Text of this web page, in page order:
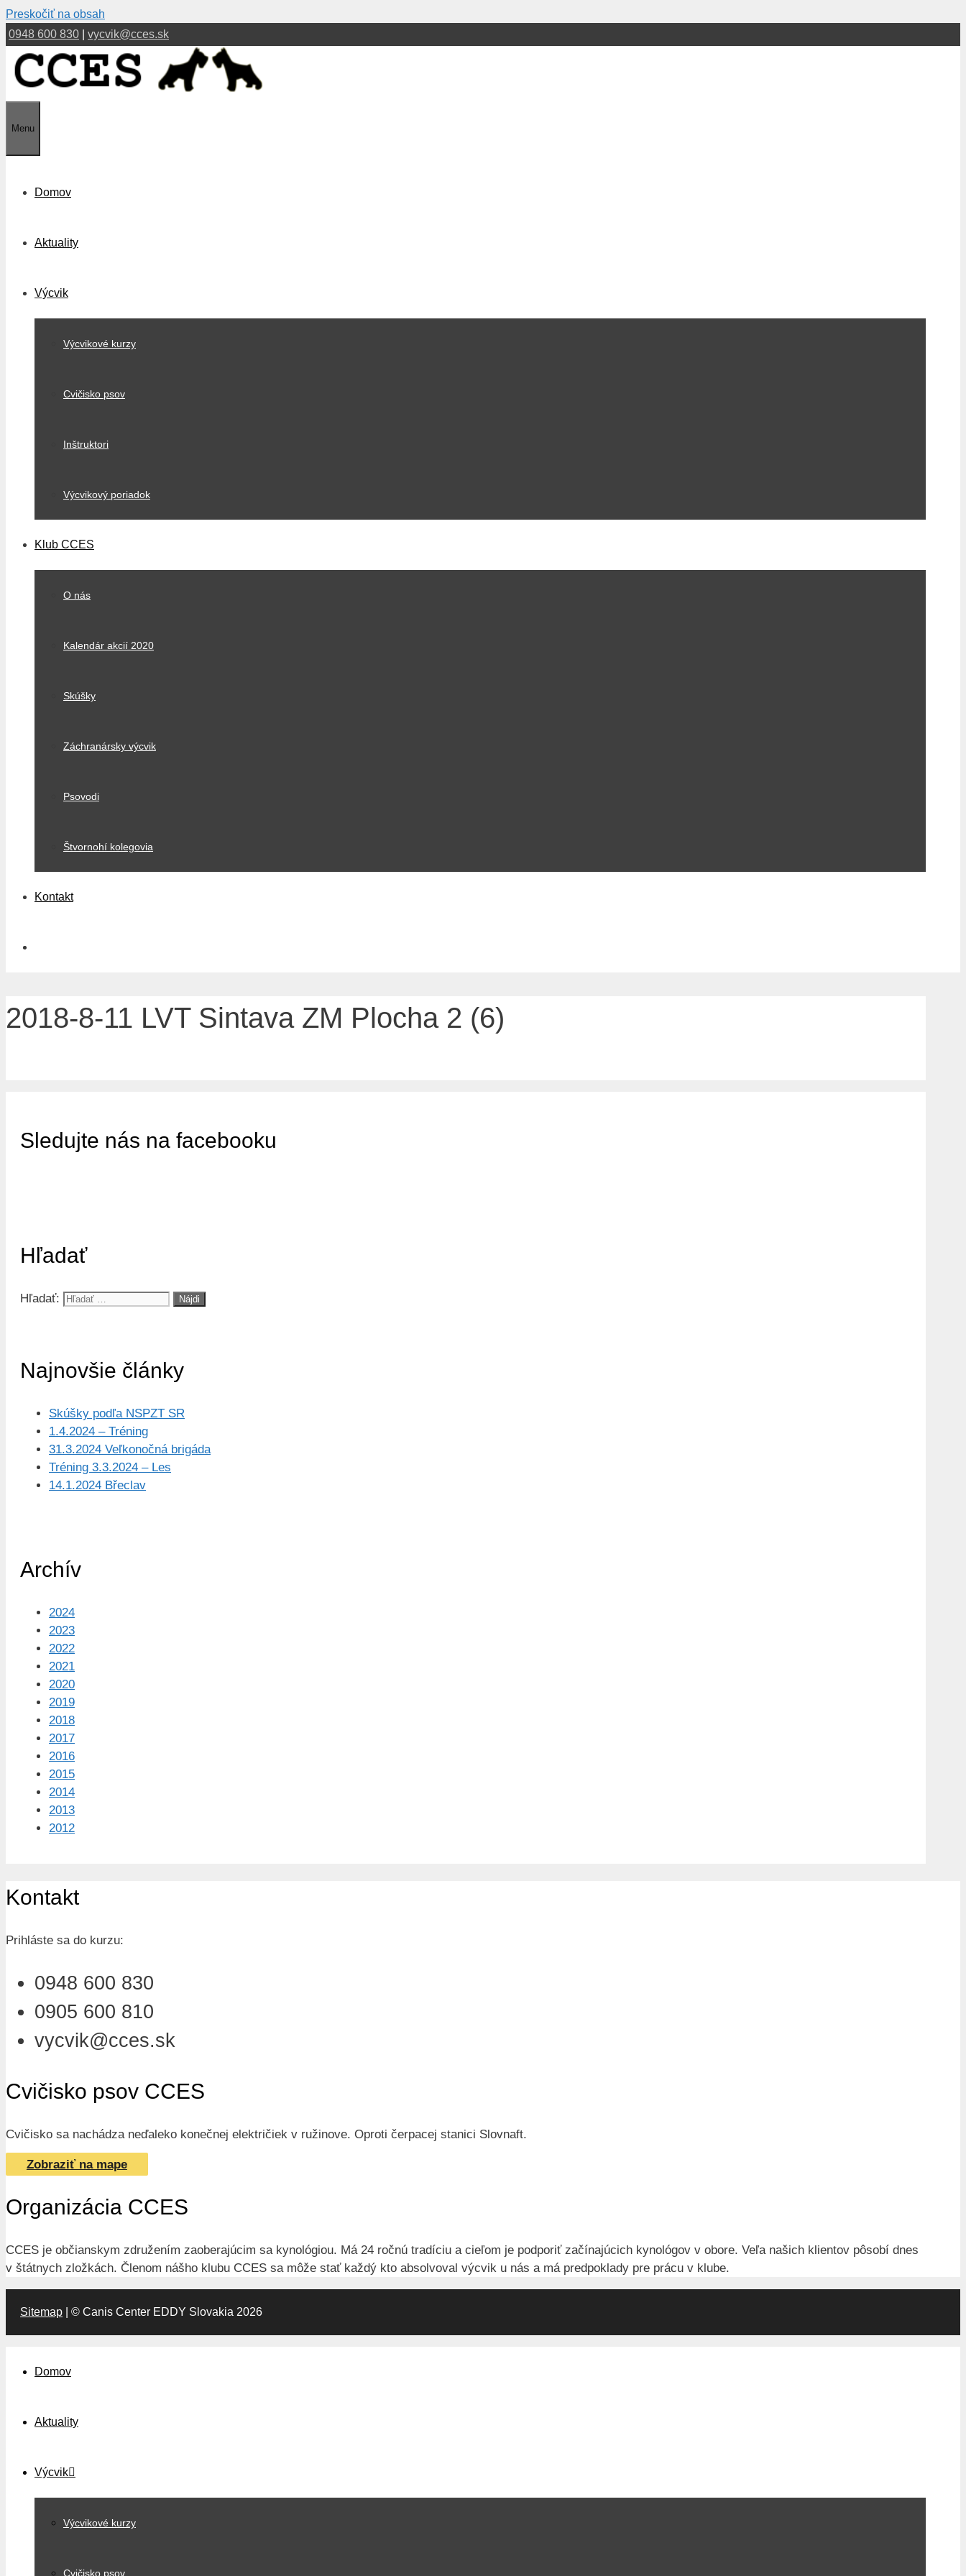
Preskočiť na obsah
0948 600 830
vycvik@cces.sk
Menu
Domov
Aktuality
Výcvik
Výcvikové kurzy
Cvičisko psov
Inštruktori
Výcvikový poriadok
Klub CCES
O nás
Kalendár akcií 2020
Skúšky
Záchranársky výcvik
Psovodi
Štvornohí kolegovia
Kontakt
2018-8-11 LVT Sintava ZM Plocha 2 (6)
Sledujte nás na facebooku
Hľadať
Hľadať:
Najnovšie články
Skúšky podľa NSPZT SR
1.4.2024 – Tréning
31.3.2024 Veľkonočná brigáda
Tréning 3.3.2024 – Les
14.1.2024 Břeclav
Archív
2024
2023
2022
2021
2020
2019
2018
2017
2016
2015
2014
2013
2012
Kontakt
Prihláste sa do kurzu:
0948 600 830
0905 600 810
vycvik@cces.sk
Cvičisko psov CCES
Cvičisko sa nachádza neďaleko konečnej električiek v ružinove. Oproti čerpacej stanici Slovnaft.
Zobraziť na mape
Organizácia CCES
CCES je občianskym združením zaoberajúcim sa kynológiou. Má 24 ročnú tradíciu a cieľom je podporiť začínajúcich kynológov v obore. Veľa našich klientov pôsobí dnes
v štátnych zložkách. Členom nášho klubu CCES sa môže stať každý kto absolvoval výcvik u nás a má predpoklady pre prácu v klube.
Sitemap | © Canis Center EDDY Slovakia 2026
Domov
Aktuality
Výcvik
Výcvikové kurzy
Cvičisko psov